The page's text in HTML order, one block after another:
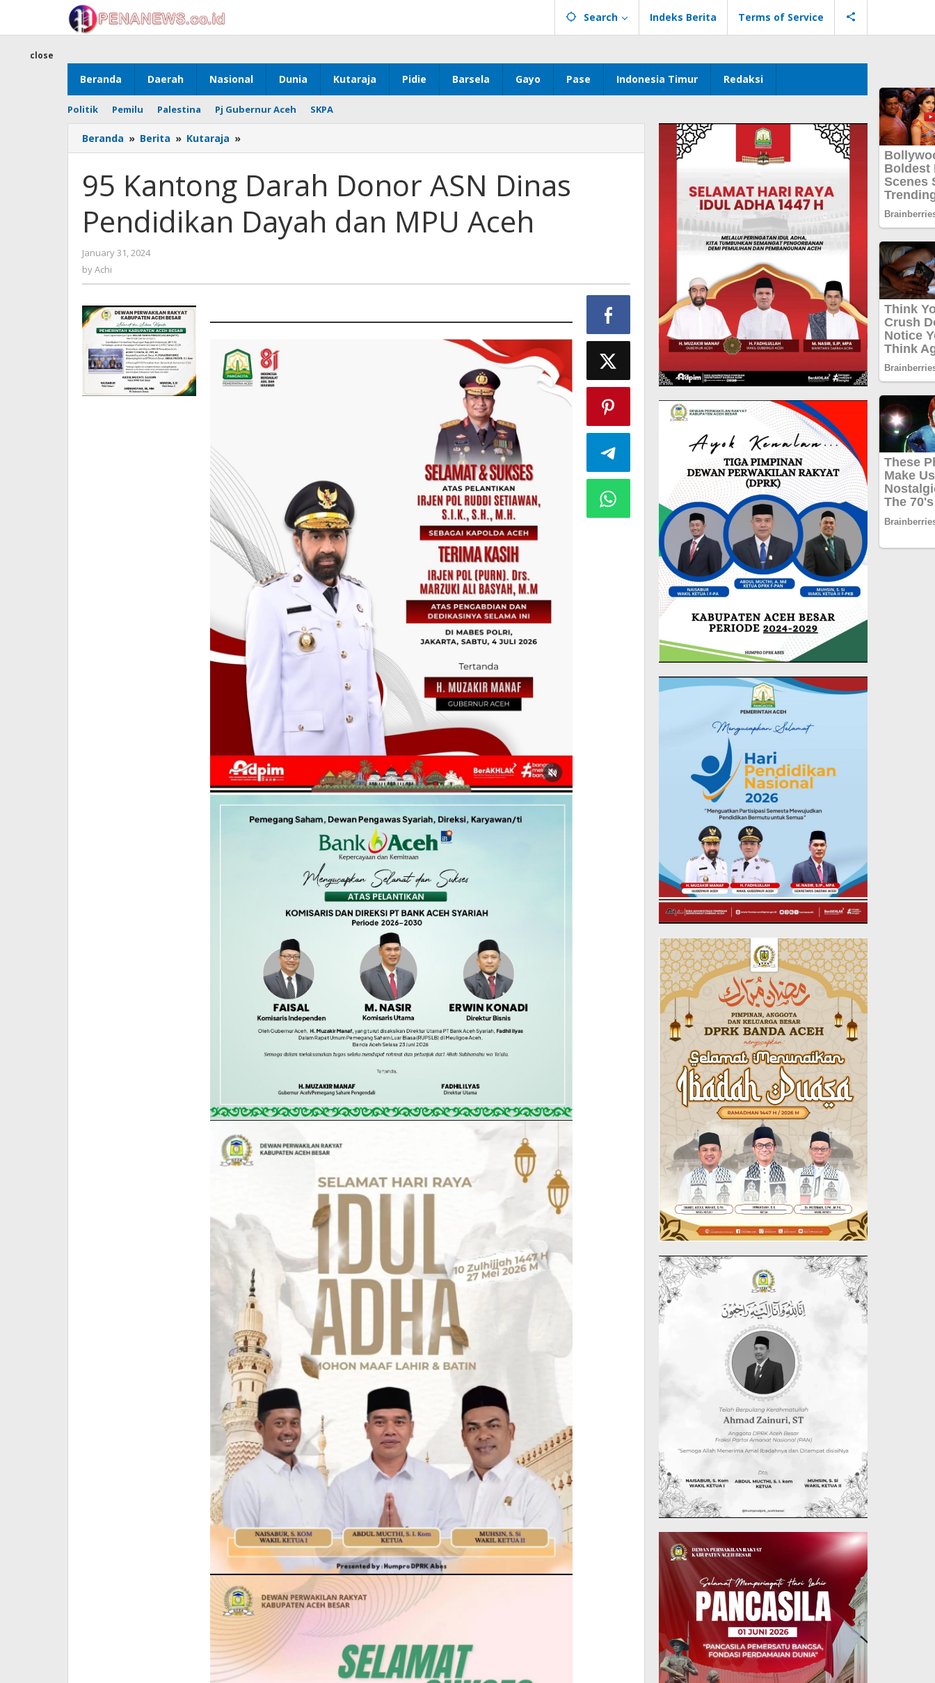
content
Search Indeks Berita Terms of Service
Beranda Daerah Nasional Dunia Kutaraja Pidie Barsela Gayo Pase Indonesia Timur Redaksi
Politik Pemilu Palestina Pj Gubernur Aceh SKPA
close
Beranda » Berita » Kutaraja »
Kantong
Donor
ASN
Dinas
Pendidikan
Aceh
95 Kantong Darah Donor ASN Dinas
Pendidikan Dayah dan MPU Aceh
January 31, 2024
byAchi